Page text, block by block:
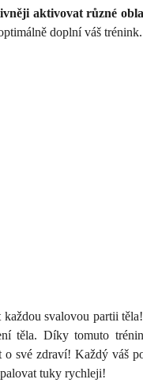
aktivovat různé
doplní váš trénink.
svalovou partii
těla. Díky tomuto
své zdraví! Každý váš
tuky rychleji!